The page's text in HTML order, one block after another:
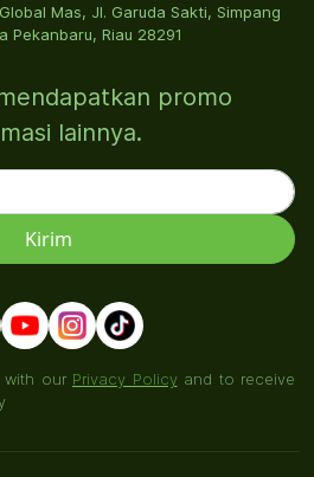
Mas, Jl. Garuda Sakti, Simpang
Pekanbaru, Riau 28291
promo
lainnya.
with our Privacy Policyand to receive